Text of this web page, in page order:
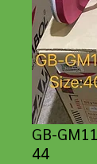
GB-
44